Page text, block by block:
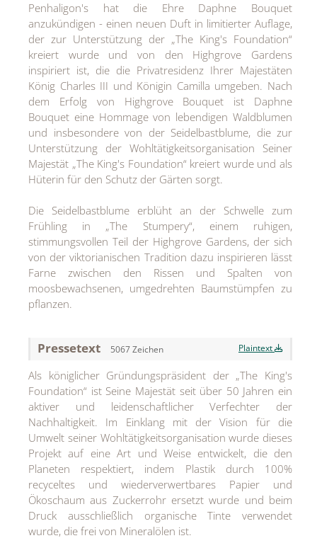
VOSSEN
WELEDA
MEDIA
ÜBER
KONTAKT
Penhaligon's hat die Ehre Daphne Bouquet
anzukündigen - einen neuen Duft in limitierter Auflage,
der zur Unterstützung der „The King's Foundation“
kreiert wurde und von den Highgrove Gardens
inspiriert ist, die die Privatresidenz Ihrer Majestäten
König Charles III und Königin Camilla umgeben. Nach
dem Erfolg von Highgrove Bouquet ist Daphne
Bouquet eine Hommage von lebendigen Waldblumen
und insbesondere von der Seidelbastblume, die zur
Unterstützung der Wohltätigkeitsorganisation Seiner
Majestät „The King's Foundation“ kreiert wurde und als
Hüterin für den Schutz der Gärten sorgt.
Die Seidelbastblume erblüht an der Schwelle zum
Frühling in „The Stumpery“, einem ruhigen,
stimmungsvollen Teil der Highgrove Gardens, der sich
von der viktorianischen Tradition dazu inspirieren lässt
Farne zwischen den Rissen und Spalten von
moosbewachsenen, umgedrehten Baumstümpfen zu
pflanzen.
Pressetext 5067 Zeichen Plaintext
Als königlicher Gründungspräsident der „The King's
Foundation“ ist Seine Majestät seit über 50 Jahren ein
aktiver und leidenschaftlicher Verfechter der
Nachhaltigkeit. Im Einklang mit der Vision für die
Umwelt seiner Wohltätigkeitsorganisation wurde dieses
Projekt auf eine Art und Weise entwickelt, die den
Planeten respektiert, indem Plastik durch 100%
recyceltes und wiederverwertbares Papier und
Ökoschaum aus Zuckerrohr ersetzt wurde und beim
Druck ausschließlich organische Tinte verwendet
wurde, die frei von Mineralölen ist.